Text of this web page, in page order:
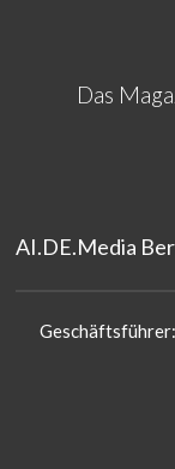
Das
AI.DE.Media
Geschäftsführer: